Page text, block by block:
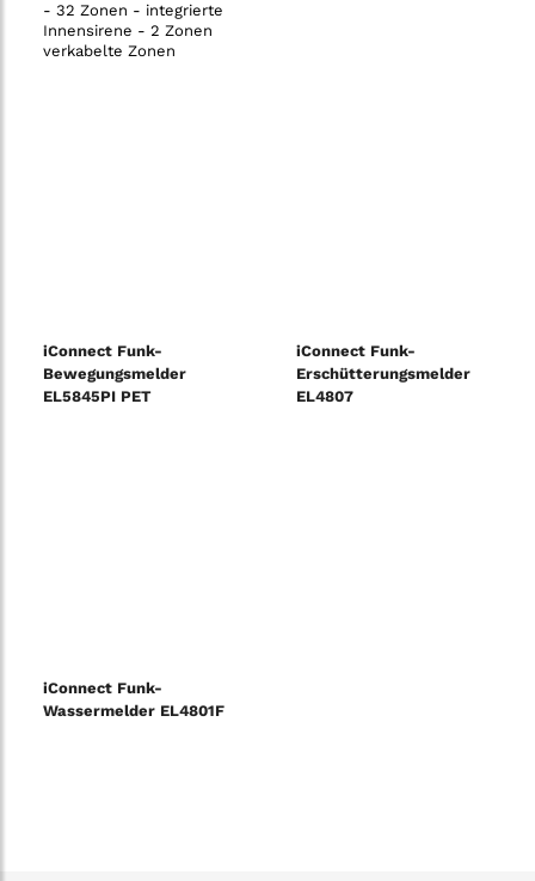
- 32 Zonen - integrierte
Innensirene - 2 Zonen
verkabelte Zonen
iConnect Funk-
Bewegungsmelder
EL5845PI PET
iConnect Funk-
Erschütterungsmelder
EL4807
iConnect Funk-
Wassermelder EL4801F